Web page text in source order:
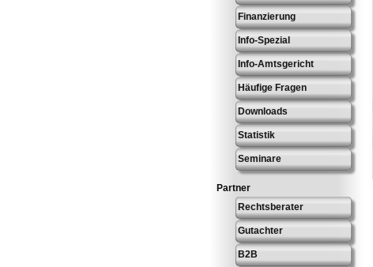
Finanzierung
Info-Spezial
Info-Amtsgericht
Häufige Fragen
Downloads
Statistik
Seminare
Partner
Rechtsberater
Gutachter
B2B